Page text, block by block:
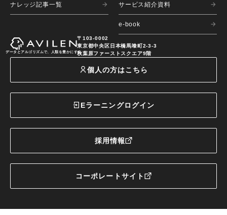
ナレッジ記事一覧 サービス紹介資料
e-book
データとアルゴリズムで、人類を豊かにする
〒103-0002
東京都中央区日本橋馬喰町2-3-3
秋葉原ファーストスクエア9階
個人の方はこちら
Eラーニングログイン
採用情報
コーポレートサイト